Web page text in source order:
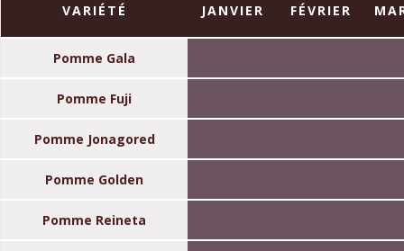
VARIÉTÉ JANVIER FÉVRIER
Pomme Gala
Pomme Fuji
Pomme Jonagored
Pomme Golden
Pomme Reineta